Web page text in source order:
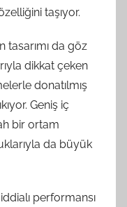
taşıyor.
tasarımı da göz
dikkat çeken
donatılmış
Geniş iç
bir ortam
da büyük
performansı